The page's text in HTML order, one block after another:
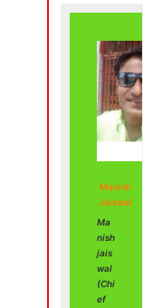
Manish
Jaiswal
Ma
nish
jais
wal
(Chi
ef